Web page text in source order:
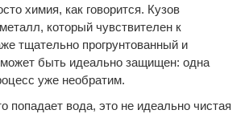
химия, как говорится. Кузов
который чувствителен к
тщательно прогрунтованный и
быть идеально защищен: одна
уже необратим.
попадает вода, это не идеально чистая